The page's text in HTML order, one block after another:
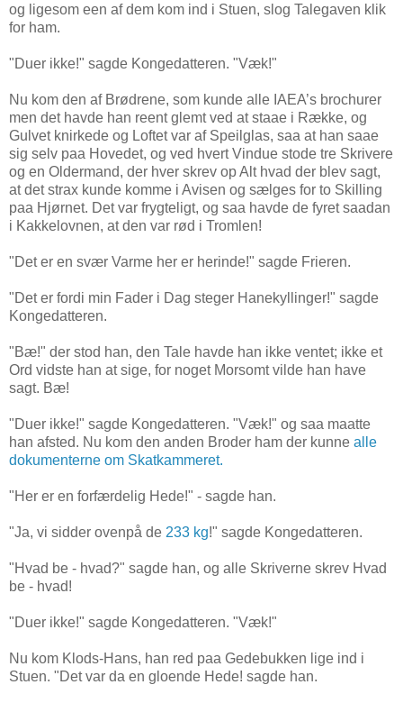
og ligesom een af dem kom ind i Stuen, slog Talegaven klik
for ham.
"Duer ikke!" sagde Kongedatteren. "Væk!"
Nu kom den af Brødrene, som kunde alle IAEA’s brochurer
men det havde han reent glemt ved at staae i Række, og
Gulvet knirkede og Loftet var af Speilglas, saa at han saae
sig selv paa Hovedet, og ved hvert Vindue stode tre Skrivere
og en Oldermand, der hver skrev op Alt hvad der blev sagt,
at det strax kunde komme i Avisen og sælges for to Skilling
paa Hjørnet. Det var frygteligt, og saa havde de fyret saadan
i Kakkelovnen, at den var rød i Tromlen!
"Det er en svær Varme her er herinde!" sagde Frieren.
"Det er fordi min Fader i Dag steger Hanekyllinger!" sagde
Kongedatteren.
"Bæ!" der stod han, den Tale havde han ikke ventet; ikke et
Ord vidste han at sige, for noget Morsomt vilde han have
sagt. Bæ!
"Duer ikke!" sagde Kongedatteren. "Væk!" og saa maatte
han afsted. Nu kom den anden Broder ham der kunne alle
dokumenterne om Skatkammeret.
"Her er en forfærdelig Hede!" - sagde han.
"Ja, vi sidder ovenpå de 233 kg!" sagde Kongedatteren.
"Hvad be - hvad?" sagde han, og alle Skriverne skrev Hvad
be - hvad!
"Duer ikke!" sagde Kongedatteren. "Væk!"
Nu kom Klods-Hans, han red paa Gedebukken lige ind i
Stuen. "Det var da en gloende Hede! sagde han.